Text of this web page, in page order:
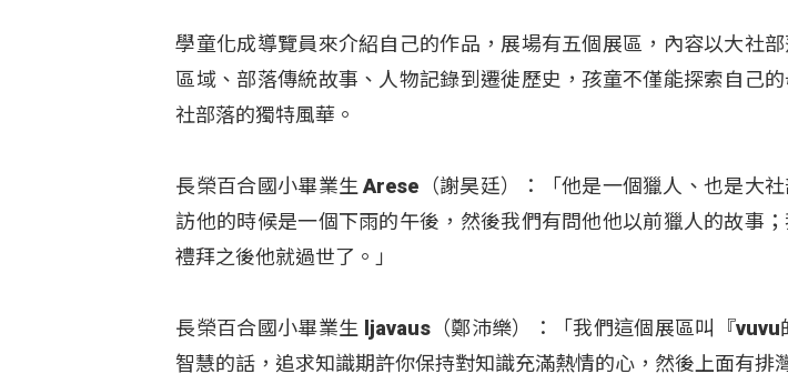
學童化成導覽員來介紹自己的作品，展場有五個展區，內容以大社
區域、部落傳統故事、人物記錄到遷徙歷史，孩童不僅能探索自己
社部落的獨特風華。
長榮百合國小畢業生 Arese（謝昊廷）：「他是一個獵人、也是大
訪他的時候是一個下雨的午後，然後我們有問他他以前獵人的故事
禮拜之後他就過世了。」
長榮百合國小畢業生 ljavaus（鄭沛樂）：「我們這個展區叫『
智慧的話，追求知識期許你保持對知識充滿熱情的心，然後上面有排